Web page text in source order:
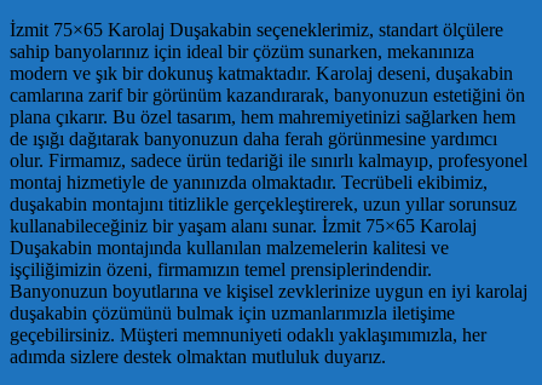
İzmit 75×65 Karolaj Duşakabin seçeneklerimiz, standart ölçülere
sahip banyolarınız için ideal bir çözüm sunarken, mekanınıza
modern ve şık bir dokunuş katmaktadır. Karolaj deseni, duşakabin
camlarına zarif bir görünüm kazandırarak, banyonuzun estetiğini ön
plana çıkarır. Bu özel tasarım, hem mahremiyetinizi sağlarken hem
de ışığı dağıtarak banyonuzun daha ferah görünmesine yardımcı
olur. Firmamız, sadece ürün tedariği ile sınırlı kalmayıp, profesyonel
montaj hizmetiyle de yanınızda olmaktadır. Tecrübeli ekibimiz,
duşakabin montajını titizlikle gerçekleştirerek, uzun yıllar sorunsuz
kullanabileceğiniz bir yaşam alanı sunar. İzmit 75×65 Karolaj
Duşakabin montajında kullanılan malzemelerin kalitesi ve
işçiliğimizin özeni, firmamızın temel prensiplerindendir.
Banyonuzun boyutlarına ve kişisel zevklerinize uygun en iyi karolaj
duşakabin çözümünü bulmak için uzmanlarımızla iletişime
geçebilirsiniz. Müşteri memnuniyeti odaklı yaklaşımımızla, her
adımda sizlere destek olmaktan mutluluk duyarız.